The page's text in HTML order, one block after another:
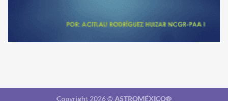
Copyright 2026 ©ASTROMÉXICO®